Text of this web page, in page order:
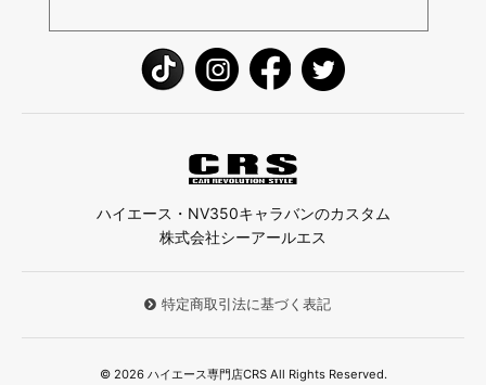
ハイエース・NV350キャラバンのカスタム
株式会社シーアールエス
特定商取引法に基づく表記
© 2026 ハイエース専門店CRS All Rights Reserved.